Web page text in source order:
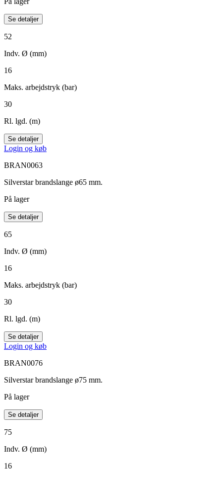
Se detaljer
52
Indv. Ø (mm)
16
Maks. arbejdstryk (bar)
30
Rl. lgd. (m)
Se detaljer
Login og køb
BRAN0063
Silverstar brandslange ø65 mm.
På lager
Se detaljer
65
Indv. Ø (mm)
16
Maks. arbejdstryk (bar)
30
Rl. lgd. (m)
Se detaljer
Login og køb
BRAN0076
Silverstar brandslange ø75 mm.
På lager
Se detaljer
75
Indv. Ø (mm)
16